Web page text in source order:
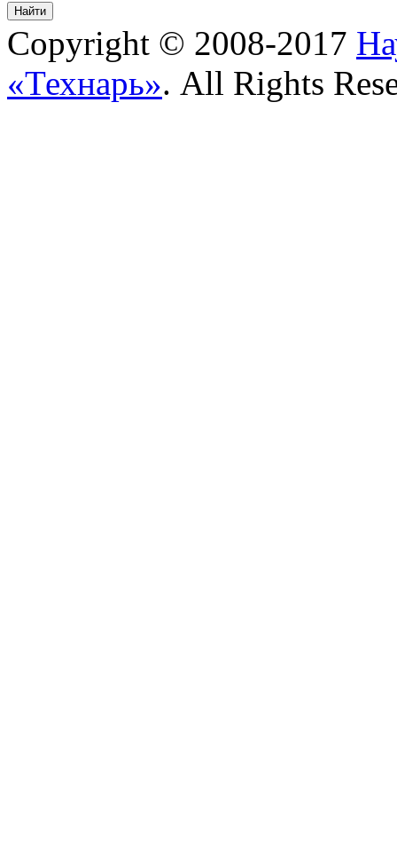
Copyright © 2008-2017
«Технарь». All Rights